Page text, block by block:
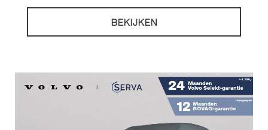
BEKIJKEN